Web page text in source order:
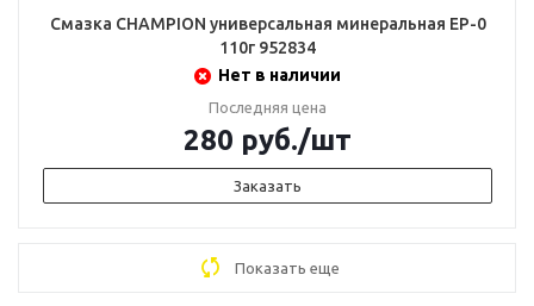
Смазка CHAMPION универсальная минеральная EP-0
110г 952834
Нет в наличии
Последняя цена
280 руб./шт
Заказать
Показать еще